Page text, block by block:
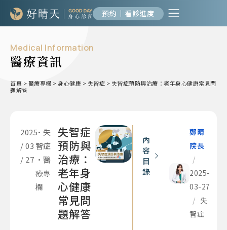
預約｜看診進度
Medical Information
醫療資訊
首頁 >醫療專欄 >身心健康 > 失智症 > 失智症預防與治療：老年身心健康常見問
題解答
2025
/ 03
/ 27
•失
智症
•醫
療專
欄
失智症
預防與
治療：
老年身
心健康
常見問
題解答
內
容
目
錄
鄭晴
院長
/
2025-
03-27
/ 失
智症